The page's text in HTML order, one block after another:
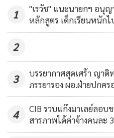
พ.ต.อ.เบญจพล รอดสวาสดิ์ ผ
504
วาน
ขัดแ
1
"เรวัช" แนะนายกฯ อนุ
หลักสูตร เด็กเรียนหนักไ
2
3
บรรยากาศสุดเศร้า ญาติ
ภรรยารอง ผอ.ฝ่ายปกคร
4
CIB รวบแก๊งมาเลย์ลอบ
สารภาพได้ค่าจ้างคนละ